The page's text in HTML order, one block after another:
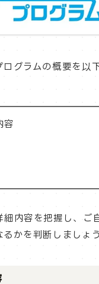
ログラムの概要を以
容
細内容を把握し、ご
かを判断しましょう